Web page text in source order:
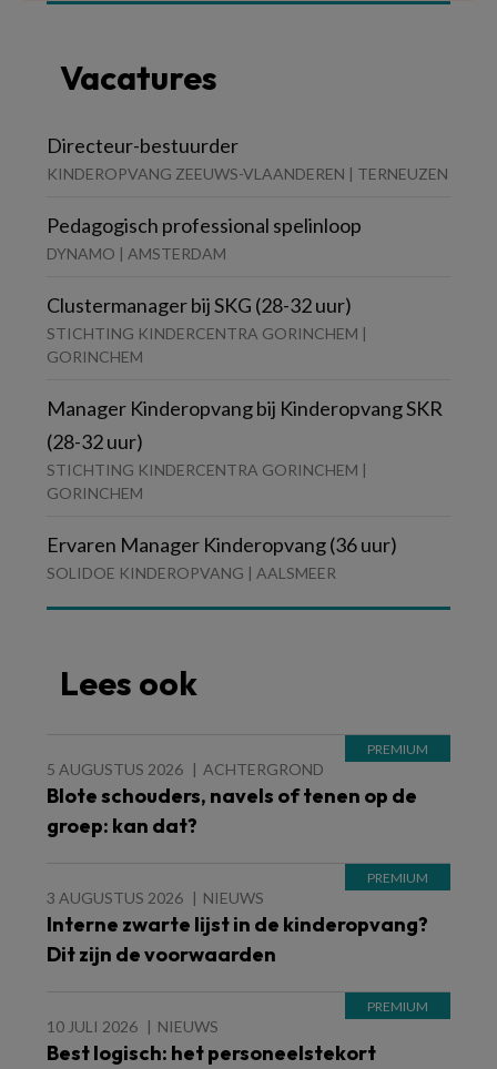
Vacatures
Directeur-bestuurder
KINDEROPVANG ZEEUWS-VLAANDEREN | TERNEUZEN
Pedagogisch professional spelinloop
DYNAMO | AMSTERDAM
Clustermanager bij SKG (28-32 uur)
STICHTING KINDERCENTRA GORINCHEM |
GORINCHEM
Manager Kinderopvang bij Kinderopvang SKR
(28-32 uur)
STICHTING KINDERCENTRA GORINCHEM |
GORINCHEM
Ervaren Manager Kinderopvang (36 uur)
SOLIDOE KINDEROPVANG | AALSMEER
Lees ook
5 AUGUSTUS 2026 ACHTERGROND
Blote schouders, navels of tenen op de
groep: kan dat?
3 AUGUSTUS 2026 NIEUWS
Interne zwarte lijst in de kinderopvang?
Dit zijn de voorwaarden
10 JULI 2026 NIEUWS
Best logisch: het personeelstekort